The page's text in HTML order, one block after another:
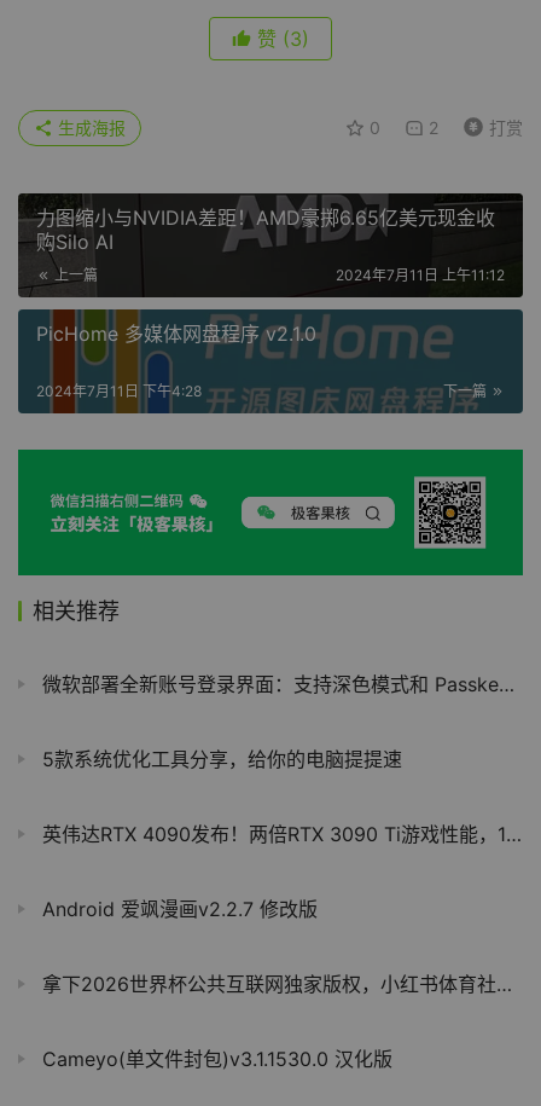
赞 (3)
0 2 打赏
生成海报
力图缩小与NVIDIA差距！AMD豪掷6.65亿美元现金收
购Silo AI
上一篇 2024年7月11日 上午11:12
PicHome 多媒体网盘程序 v2.1.0
下一篇
2024年7月11日 下午4:28
相关推荐
微软部署全新账号登录界面：支持深色模式和 Passkey，4 月底覆盖超 10 亿用户
5款系统优化工具分享，给你的电脑提提速
英伟达RTX 4090发布！两倍RTX 3090 Ti游戏性能，12999元起
Android 爱飒漫画v2.2.7 修改版
拿下2026世界杯公共互联网独家版权，小红书体育社区生态再进阶
Cameyo(单文件封包)v3.1.1530.0 汉化版